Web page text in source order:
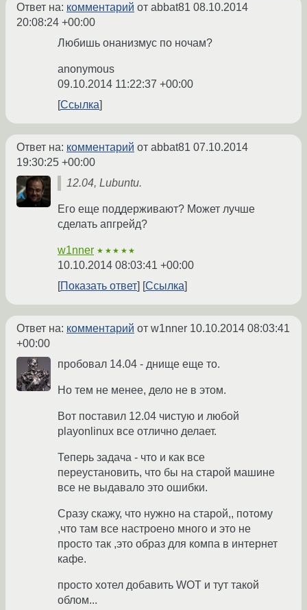
Ответ на: комментарий от abbat81 08.10.2014
20:08:24 +00:00
Любишь онанизмус по ночам?
anonymous
09.10.2014 11:22:37 +00:00
Ссылка
Ответ на: комментарий от abbat81 07.10.2014
19:30:25 +00:00
12.04, Lubuntu.
Его еще поддерживают? Может лучше
сделать апгрейд?
w1nner ★★★★★
10.10.2014 08:03:41 +00:00
Показать ответ
Ссылка
Ответ на: комментарий от w1nner 10.10.2014 08:03:41
+00:00
пробовал 14.04 - днище еще то.
Но тем не менее, дело не в этом.
Вот поставил 12.04 чистую и любой
playonlinux все отлично делает.
Теперь задача - что и как все
переустановить, что бы на старой машине
все не выдавало это ошибки.
Сразу скажу, что нужно на старой,, потому
,что там все настроено много и это не
просто так ,это образ для компа в интернет
кафе.
просто хотел добавить WOT и тут такой
облом...